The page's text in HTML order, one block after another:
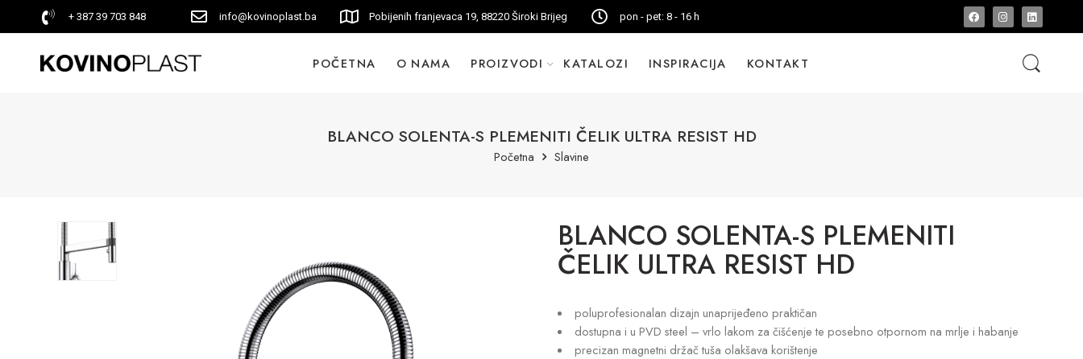
+ 387 39 703 848 info@kovinoplast.ba Pobijenih franjevaca 19, 88220 Široki Brijeg pon - pet: 8 - 16 h
POČETNA O NAMA PROIZVODI KATALOZI INSPIRACIJA KONTAKT
BLANCO SOLENTA-S PLEMENITI ČELIK ULTRA RESIST HD
Početna Slavine
BLANCO SOLENTA-S PLEMENITI
ČELIK ULTRA RESIST HD
poluprofesionalan dizajn unaprijeđeno praktičan
dostupna i u PVD steel – vrlo lakom za čišćenje te posebno otpornom na mrlje i habanje
precizan magnetni držač tuša olakšava korištenje